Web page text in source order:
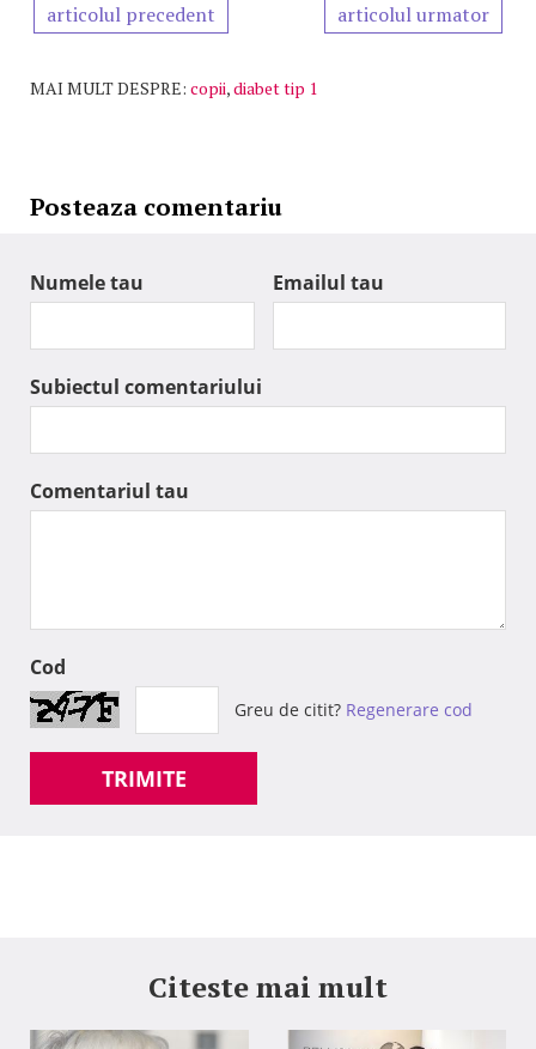
articolul precedent articolul urmator
MAI MULT DESPRE: copii,diabet tip 1
Posteaza comentariu
Numele tau Emailul tau
Subiectul comentariului
Comentariul tau
Cod
Greu de citit? Regenerare cod
TRIMITE
Citeste mai mult